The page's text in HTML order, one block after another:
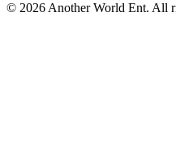
© 2026 Another World Ent. All